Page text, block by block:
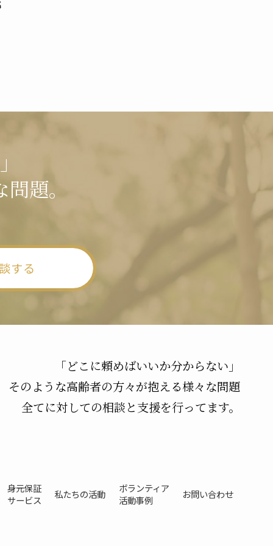
題。
する
「どこに頼めばいいか分からない」
そのような高齢者の方々が抱える様々な問題
全てに対しての相談と支援を行ってます。
身元保証
サービス
私たちの活動
ボランティア
活動事例
お問い合わせ